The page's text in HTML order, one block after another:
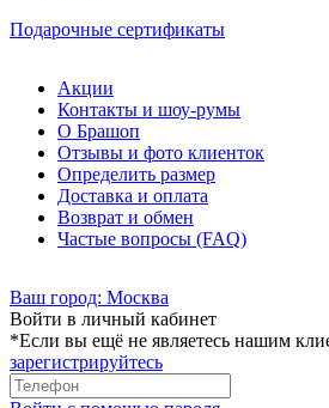
Подарочные сертификаты
Акции
Контакты и шоу-румы
О Брашоп
Отзывы и фото клиенток
Определить размер
Доставка и оплата
Возврат и обмен
Частые вопросы (FAQ)
Ваш город: Москва
Войти в личный кабинет
*Если вы ещё не являетесь нашим
зарегистрируйтесь